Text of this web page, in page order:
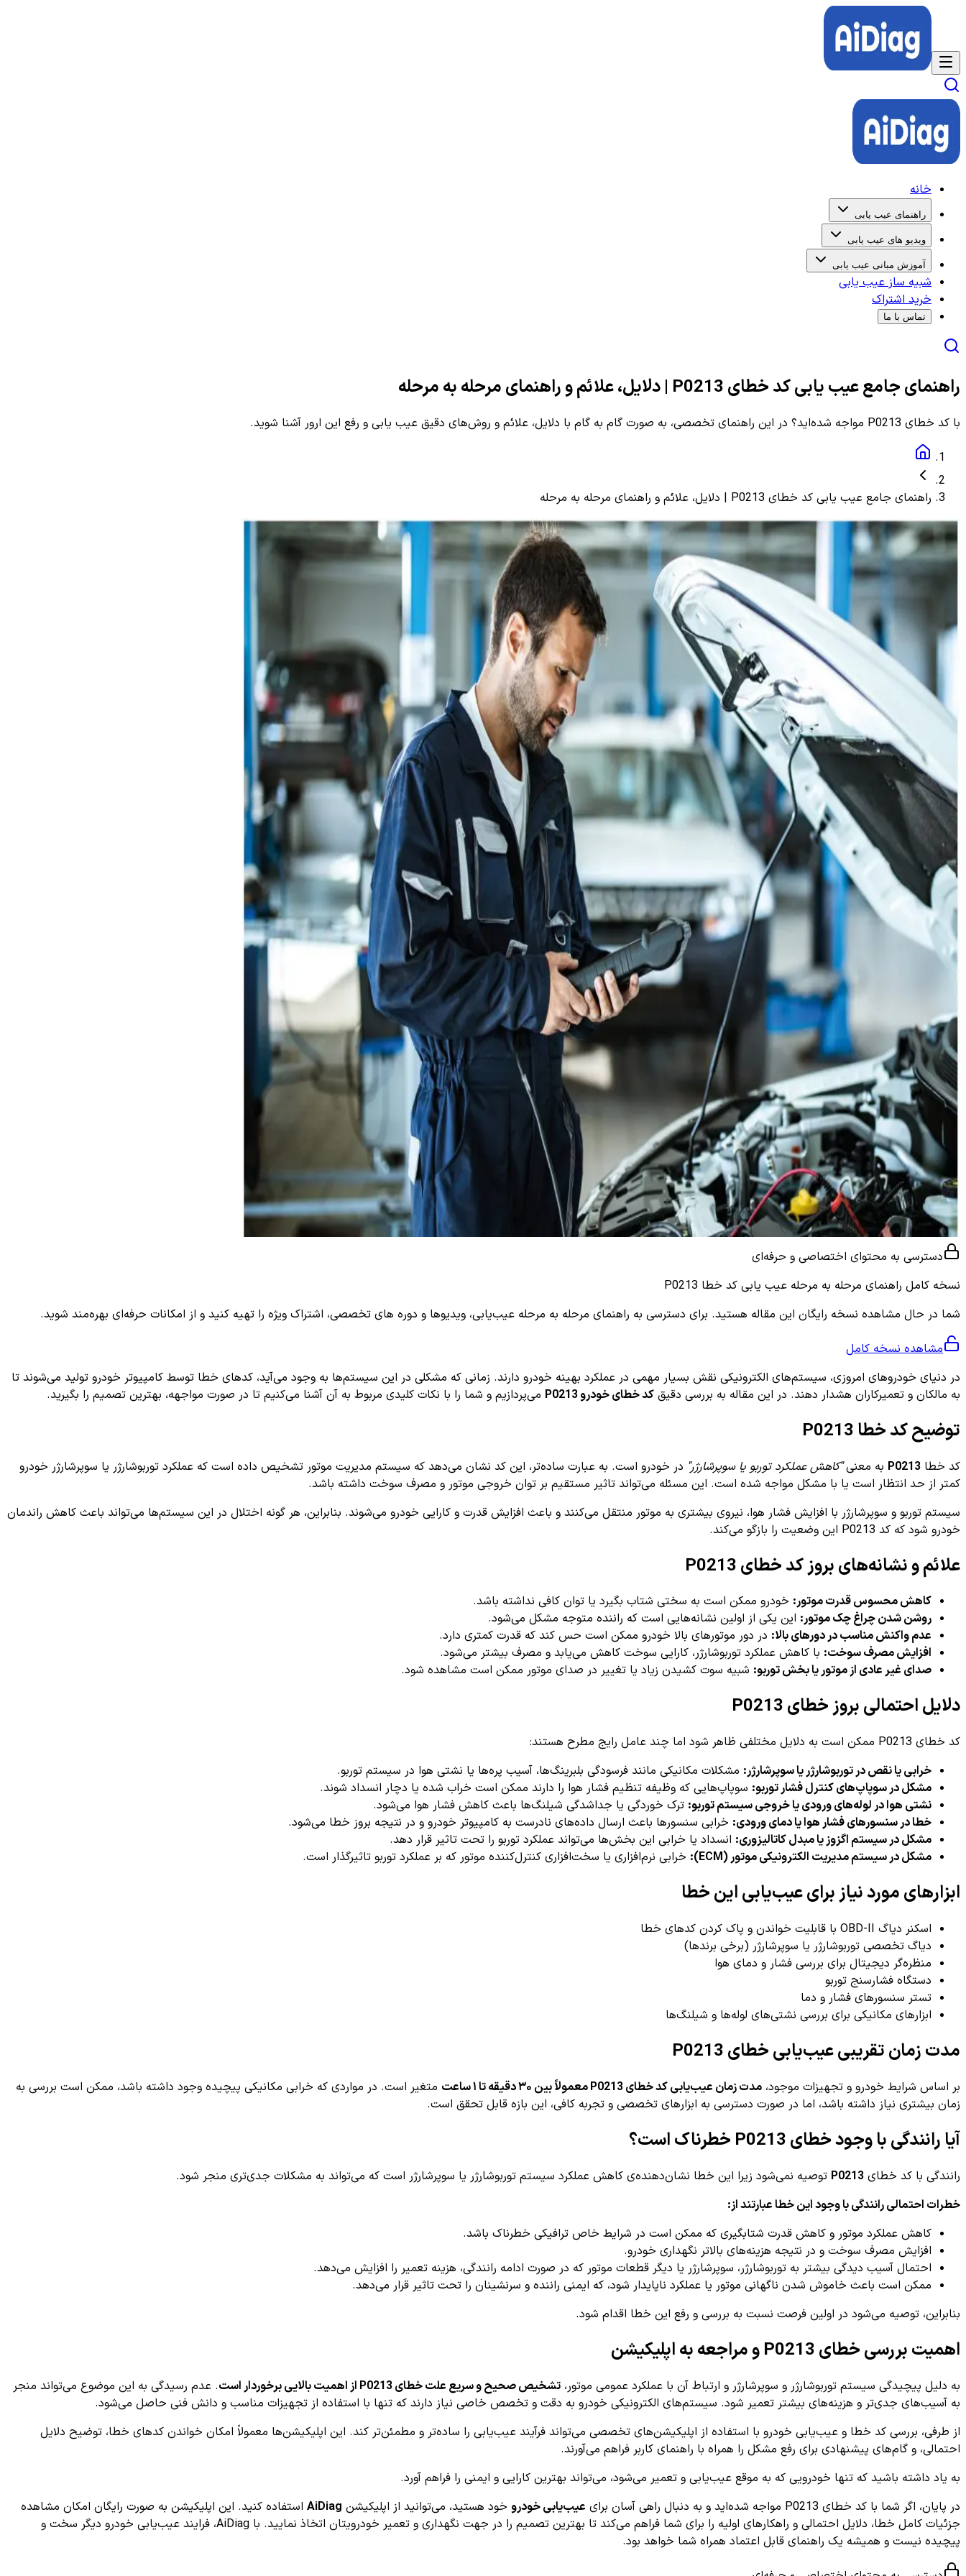
خانه
راهنمای عیب یابی
ویدیو های عیب یابی
آموزش مبانی عیب یابی
شبیه ساز عیب یابی
خرید اشتراک
تماس با ما
راهنمای جامع عیب یابی کد خطای P0213 | دلایل، علائم و راهنمای مرحله به مرحله
با کد خطای P0213 مواجه شده‌اید؟ در این راهنمای تخصصی، به صورت گام به گام با دلایل، علائم و روش‌های دقیق عیب یابی و رفع این ارور آشنا شوید.
راهنمای جامع عیب یابی کد خطای P0213 | دلایل، علائم و راهنمای مرحله به مرحله
دسترسی به محتوای اختصاصی و حرفه‌ای
نسخه کامل راهنمای مرحله به مرحله عیب یابی کد خطا P0213
شما در حال مشاهده نسخه رایگان این مقاله هستید. برای دسترسی به راهنمای مرحله به مرحله عیب‌یابی، ویدیوها و دوره های تخصصی، اشتراک ویژه را تهیه کنید و از امکانات حرفه‌ای بهره‌مند شوید.
مشاهده نسخه کامل
در دنیای خودروهای امروزی، سیستم‌های الکترونیکی نقش بسیار مهمی در عملکرد بهینه خودرو دارند. زمانی که مشکلی در این سیستم‌ها به وجود می‌آید، کدهای خطا توسط کامپیوتر خودرو تولید می‌شوند تا
به مالکان و تعمیرکاران هشدار دهند. در این مقاله به بررسی دقیق کد خطای خودرو P0213 می‌پردازیم و شما را با نکات کلیدی مربوط به آن آشنا می‌کنیم تا در صورت مواجهه، بهترین تصمیم را بگیرید.
توضیح کد خطا P0213
کد خطا P0213 به معنی"کاهش عملکرد توربو یا سوپرشارژر" در خودرو است. به عبارت ساده‌تر، این کد نشان می‌دهد که سیستم مدیریت موتور تشخیص داده است که عملکرد توربوشارژر یا سوپرشارژر خودرو
کمتر از حد انتظار است یا با مشکل مواجه شده است. این مسئله می‌تواند تاثیر مستقیم بر توان خروجی موتور و مصرف سوخت داشته باشد.
سیستم توربو و سوپرشارژر با افزایش فشار هوا، نیروی بیشتری به موتور منتقل می‌کنند و باعث افزایش قدرت و کارایی خودرو می‌شوند. بنابراین، هر گونه اختلال در این سیستم‌ها می‌تواند باعث کاهش راندمان
خودرو شود که کد P0213 این وضعیت را بازگو می‌کند.
علائم و نشانه‌های بروز کد خطای P0213
کاهش محسوس قدرت موتور: خودرو ممکن است به سختی شتاب بگیرد یا توان کافی نداشته باشد.
روشن شدن چراغ چک موتور: این یکی از اولین نشانه‌هایی است که راننده متوجه مشکل می‌شود.
عدم واکنش مناسب در دورهای بالا: در دور موتورهای بالا خودرو ممکن است حس کند که قدرت کمتری دارد.
افزایش مصرف سوخت: با کاهش عملکرد توربوشارژر، کارایی سوخت کاهش می‌یابد و مصرف بیشتر می‌شود.
صدای غیر عادی از موتور یا بخش توربو: شبیه سوت کشیدن زیاد یا تغییر در صدای موتور ممکن است مشاهده شود.
دلایل احتمالی بروز خطای P0213
کد خطای P0213 ممکن است به دلایل مختلفی ظاهر شود اما چند عامل رایج مطرح هستند:
خرابی یا نقص در توربوشارژر یا سوپرشارژر: مشکلات مکانیکی مانند فرسودگی بلبرینگ‌ها، آسیب پره‌ها یا نشتی هوا در سیستم توربو.
مشکل در سوپاپ‌های کنترل فشار توربو: سوپاپ‌هایی که وظیفه تنظیم فشار هوا را دارند ممکن است خراب شده یا دچار انسداد شوند.
نشتی هوا در لوله‌های ورودی یا خروجی سیستم توربو: ترک خوردگی یا جداشدگی شیلنگ‌ها باعث کاهش فشار هوا می‌شود.
خطا در سنسورهای فشار هوا یا دمای ورودی: خرابی سنسورها باعث ارسال داده‌های نادرست به کامپیوتر خودرو و در نتیجه بروز خطا می‌شود.
مشکل در سیستم اگزوز یا مبدل کاتالیزوری: انسداد یا خرابی این بخش‌ها می‌تواند عملکرد توربو را تحت تاثیر قرار دهد.
مشکل در سیستم مدیریت الکترونیکی موتور (ECM):
خرابی نرم‌افزاری یا سخت‌افزاری کنترل‌کننده موتور که بر عملکرد توربو تاثیرگذار است.
ابزارهای مورد نیاز برای عیب‌یابی این خطا
اسکنر دیاگ OBD-II با قابلیت خواندن و پاک کردن کدهای خطا
دیاگ تخصصی توربوشارژر یا سوپرشارژر (برخی برندها)
منظره‌گر دیجیتال برای بررسی فشار و دمای هوا
دستگاه فشارسنج توربو
تستر سنسورهای فشار و دما
ابزارهای مکانیکی برای بررسی نشتی‌های لوله‌ها و شیلنگ‌ها
مدت زمان تقریبی عیب‌یابی خطای P0213
بر اساس شرایط خودرو و تجهیزات موجود، مدت زمان عیب‌یابی کد خطای P0213 معمولاً بین ۳۰ دقیقه تا ۱ ساعت
متغیر است. در مواردی که خرابی مکانیکی پیچیده وجود داشته باشد، ممکن است بررسی به
زمان بیشتری نیاز داشته باشد، اما در صورت دسترسی به ابزارهای تخصصی و تجربه کافی، این بازه قابل تحقق است.
آیا رانندگی با وجود خطای P0213 خطرناک است؟
رانندگی با کد خطای P0213 توصیه نمی‌شود زیرا این خطا نشان‌دهنده‌ی کاهش عملکرد سیستم توربوشارژر یا سوپرشارژر است که می‌تواند به مشکلات جدی‌تری منجر شود.
خطرات احتمالی رانندگی با وجود این خطا عبارتند از:
کاهش عملکرد موتور و کاهش قدرت شتابگیری که ممکن است در شرایط خاص ترافیکی خطرناک باشد.
افزایش مصرف سوخت و در نتیجه هزینه‌های بالاتر نگهداری خودرو.
احتمال آسیب دیدگی بیشتر به توربوشارژر، سوپرشارژر یا دیگر قطعات موتور که در صورت ادامه رانندگی، هزینه تعمیر را افزایش می‌دهد.
ممکن است باعث خاموش شدن ناگهانی موتور یا عملکرد ناپایدار شود، که ایمنی راننده و سرنشینان را تحت تاثیر قرار می‌دهد.
بنابراین، توصیه می‌شود در اولین فرصت نسبت به بررسی و رفع این خطا اقدام شود.
اهمیت بررسی خطای P0213 و مراجعه به اپلیکیشن
به دلیل پیچیدگی سیستم توربوشارژر و سوپرشارژر و ارتباط آن با عملکرد عمومی موتور، تشخیص صحیح و سریع علت خطای P0213 از اهمیت بالایی برخوردار است
. عدم رسیدگی به این موضوع می‌تواند منجر
به آسیب‌های جدی‌تر و هزینه‌های بیشتر تعمیر شود. سیستم‌های الکترونیکی خودرو به دقت و تخصص خاصی نیاز دارند که تنها با استفاده از تجهیزات مناسب و دانش فنی حاصل می‌شود.
از طرفی، بررسی کد خطا و عیب‌یابی خودرو با استفاده از اپلیکیشن‌های تخصصی می‌تواند فرآیند عیب‌یابی را ساده‌تر و مطمئن‌تر کند. این اپلیکیشن‌ها معمولاً امکان خواندن کدهای خطا، توضیح دلایل
احتمالی، و گام‌های پیشنهادی برای رفع مشکل را همراه با راهنمای کاربر فراهم می‌آورند.
به یاد داشته باشید که تنها خودرویی که به موقع عیب‌یابی و تعمیر می‌شود، می‌تواند بهترین کارایی و ایمنی را فراهم آورد.
در پایان، اگر شما با کد خطای P0213 مواجه شده‌اید و به دنبال راهی آسان برای
عیب‌یابی خودرو خود هستید، می‌توانید از اپلیکیشن AiDiag استفاده کنید. این اپلیکیشن به صورت رایگان امکان مشاهده
جزئیات کامل خطا، دلایل احتمالی و راهکارهای اولیه را برای شما فراهم می‌کند تا بهترین تصمیم را در جهت نگهداری و تعمیر خودرویتان اتخاذ نمایید. با AiDiag، فرایند عیب‌یابی خودرو دیگر سخت و
پیچیده نیست و همیشه یک راهنمای قابل اعتماد همراه شما خواهد بود.